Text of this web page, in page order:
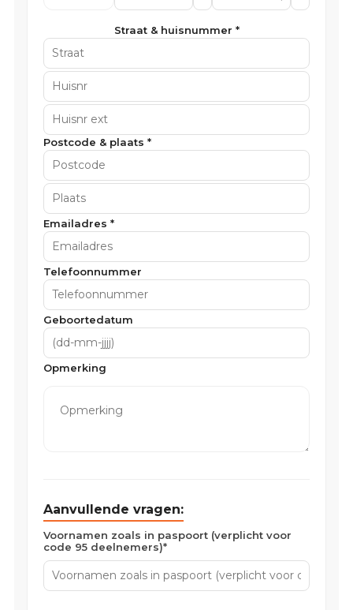
Straat & huisnummer *
Postcode & plaats *
Emailadres *
Telefoonnummer
Geboortedatum
Opmerking
Aanvullende vragen:
Voornamen zoals in paspoort (verplicht voor
code 95 deelnemers)*